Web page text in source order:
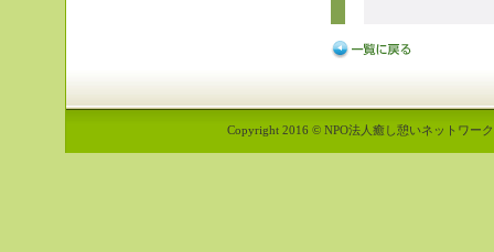
Copyright 2016 © NPO法人癒し憩いネットワー